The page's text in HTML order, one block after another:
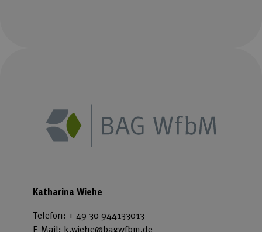
Katharina Wiehe
Telefon: + 49 30 944133013